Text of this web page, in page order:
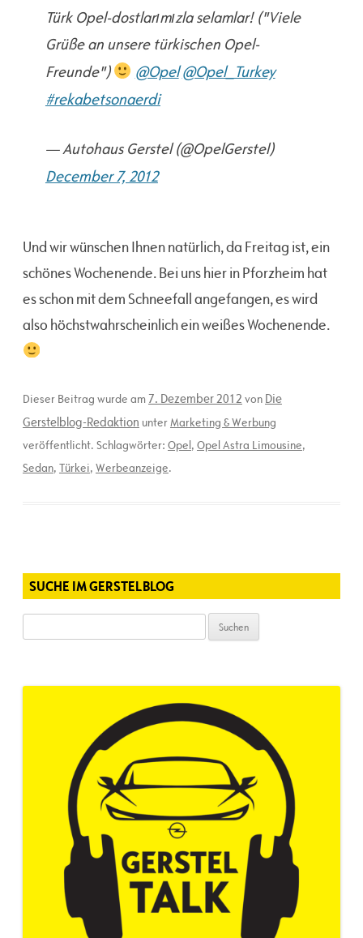
Türk Opel-dostlarımızla selamlar! ("Viele
Grüße an unsere türkischen Opel-
Freunde")
@Opel @Opel_Turkey
#rekabetsonaerdi
— Autohaus Gerstel (@OpelGerstel)
December 7, 2012
Und wir wünschen Ihnen natürlich, da Freitag ist, ein
schönes Wochenende. Bei uns hier in Pforzheim hat
es schon mit dem Schneefall angefangen, es wird
also höchstwahrscheinlich ein weißes Wochenende.
Dieser Beitrag wurde am 7. Dezember 2012 von Die
Gerstelblog-Redaktion unterMarketing & Werbung
veröffentlicht. Schlagwörter: Opel , Opel Astra Limousine,
Sedan, Türkei, Werbeanzeige.
SUCHE IM GERSTELBLOG
nach: